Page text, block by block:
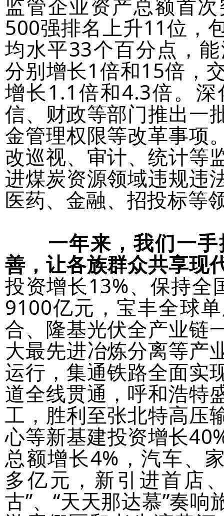
监管企业资产总额首
500强排名上升11位，
均水平33个百分点，
分别增长1倍和15倍，
增长1.1倍和4.3倍。
信、财政等部门推出一
金管理权限等改革事项
改巡视、审计、统计等
进煤炭资源领域违规违
医药、金融、招投标等
一年来，我们一
善，让各族群众共享现
投资增长13%、保持全
9100亿元，宝丰全球
合、隆基光伏全产业链
大最先进冶炼分离等产
运行，集通铁路全面实
道全线贯通，呼和浩特
工，胜利至张北特高压
心等新基建投资增长
总额增长4%，汽车、
多亿元，新引进首店
古”、“天天那达慕”奏